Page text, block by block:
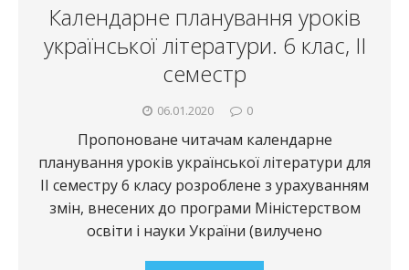
Календарне планування уроків
української літератури. 6 клас, ІІ
семестр
06.01.2020 0
Пропоноване читачам календарне
планування уроків української літератури для
ІІ семестру 6 класу розроблене з урахуванням
змін, внесених до програми Міністерством
освіти і науки України (вилучено